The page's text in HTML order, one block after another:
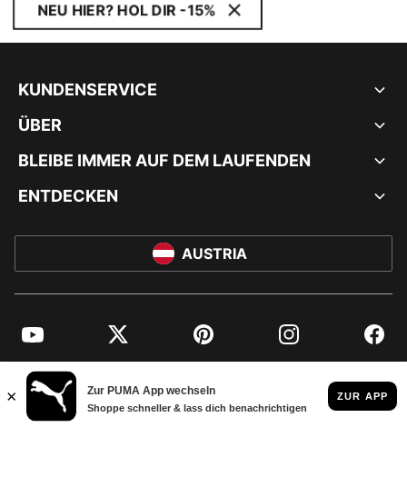
NEU HIER? HOL DIR -15%
KUNDENSERVICE
ÜBER
BLEIBE IMMER AUF DEM LAUFENDEN
ENTDECKEN
AUSTRIA
YouTube Twitter Pinterest Instagram
© PUMA EUROPE GMBH, 2026. ALLE RECHTE VORBEHALTEN
IMPRESSUM UND RECHTLICHE HINWEISE